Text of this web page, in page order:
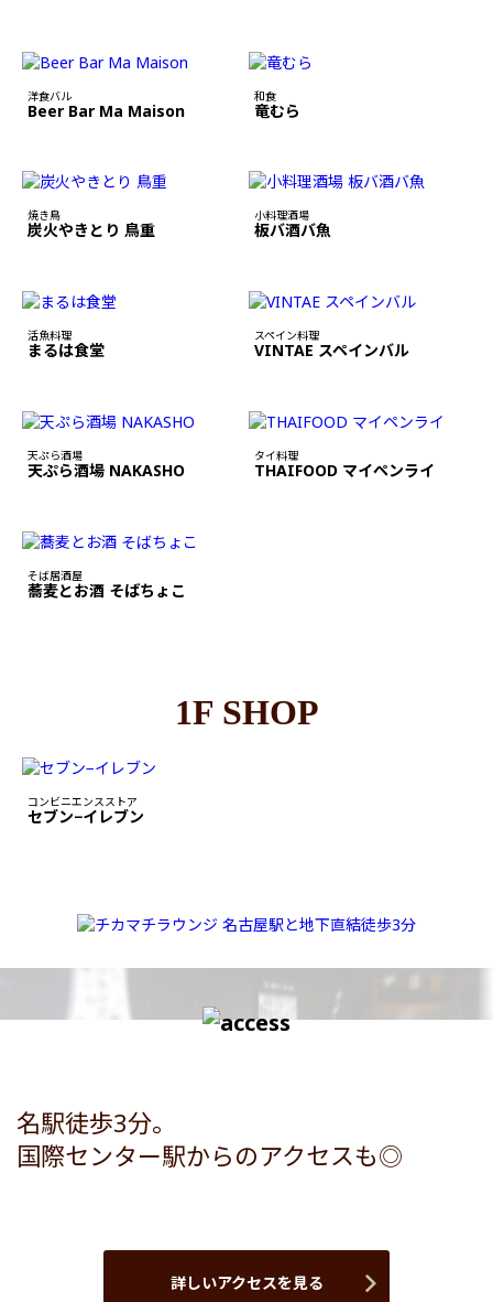
洋食バル
Beer Bar Ma Maison
和食
竜むら
焼き鳥
炭火やきとり 鳥重
小料理酒場
板バ酒バ魚
活魚料理
まるは食堂
スペイン料理
VINTAE スペインバル
天ぷら酒場
天ぷら酒場 NAKASHO
タイ料理
THAIFOOD マイペンライ
そば居酒屋
蕎麦とお酒 そばちょこ
1F SHOP
コンビニエンスストア
セブン−イレブン
名駅徒歩3分。
国際センター駅からのアクセスも◎
詳しいアクセスを見る